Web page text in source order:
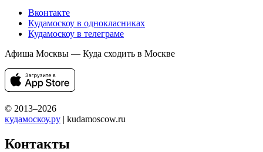
Вконтакте
Кудамоскоу в однокласниках
Кудамоскоу в телеграме
Афиша Москвы — Куда сходить в Москве
© 2013–2026
кудамоскоу.ру | kudamoscow.ru
Контакты